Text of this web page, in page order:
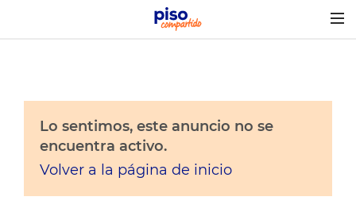
Lo sentimos, este anuncio no se
encuentra activo.
Volver a la página de inicio